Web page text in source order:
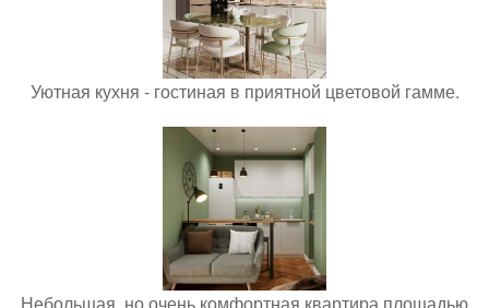
Уютная кухня - гостиная в приятной цветовой гамме.